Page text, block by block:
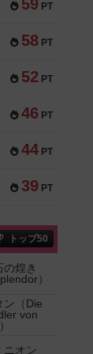
59 PT
58 PT
52 PT
46 PT
44 PT
39 PT
トップ50